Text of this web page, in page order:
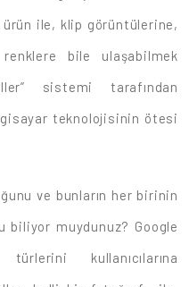
ile, klip görüntülerine,
bile ulaşabilmek
sistemi tarafından
teknolojisinin ötesi
ve bunların her birinin
biliyor muydunuz? Google
kullanıcılarına